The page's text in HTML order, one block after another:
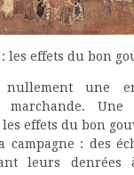
les effets du bon
nullement une
marchande.
effets du bon
campagne : des
leurs